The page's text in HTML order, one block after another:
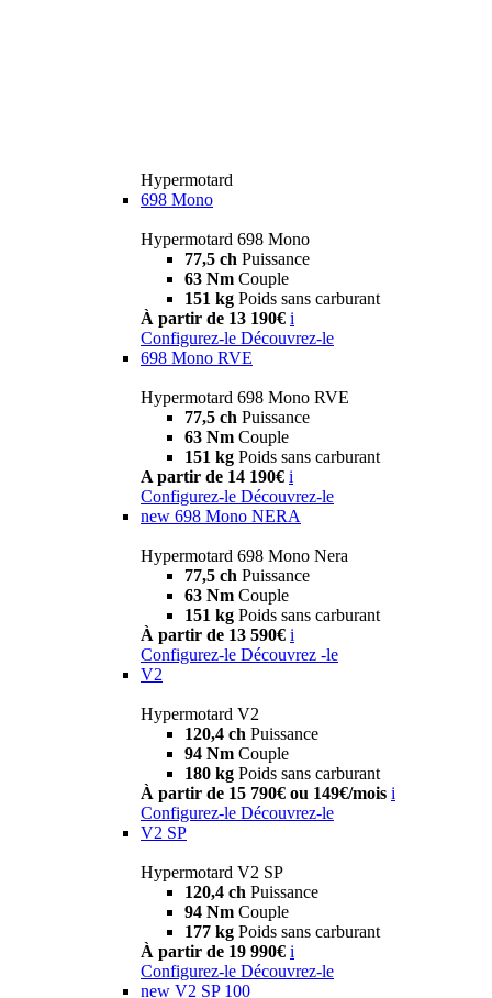
Hypermotard
698 Mono
Hypermotard 698 Mono
77,5 ch Puissance
63 Nm Couple
151 kg Poids sans carburant
À partir de 13 190€ i
Configurez-le Découvrez-le
698 Mono RVE
Hypermotard 698 Mono RVE
77,5 ch Puissance
63 Nm Couple
151 kg Poids sans carburant
A partir de 14 190€ i
Configurez-le Découvrez-le
new 698 Mono NERA
Hypermotard 698 Mono Nera
77,5 ch Puissance
63 Nm Couple
151 kg Poids sans carburant
À partir de 13 590€ i
Configurez-le Découvrez -le
V2
Hypermotard V2
120,4 ch Puissance
94 Nm Couple
180 kg Poids sans carburant
À partir de 15 790€ ou 149€/mois i
Configurez-le Découvrez-le
V2 SP
Hypermotard V2 SP
120,4 ch Puissance
94 Nm Couple
177 kg Poids sans carburant
À partir de 19 990€ i
Configurez-le Découvrez-le
new V2 SP 100